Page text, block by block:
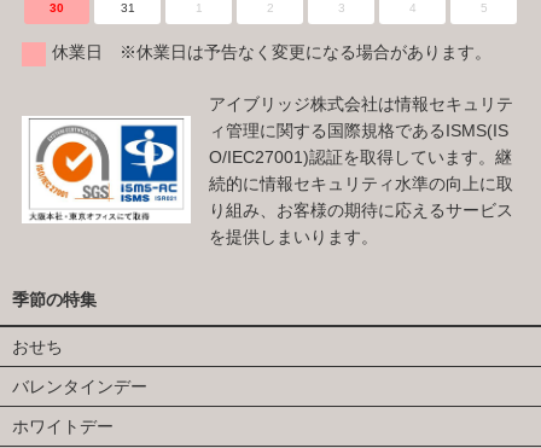
30 31 1 2 3 4 5
休業日 ※休業日は予告なく変更になる場合があります。
アイブリッジ株式会社は情報セキュリテ
ィ管理に関する国際規格であるISMS(IS
O/IEC27001)認証を取得しています。継
続的に情報セキュリティ水準の向上に取
り組み、お客様の期待に応えるサービス
を提供しまいります。
季節の特集
おせち
バレンタインデー
ホワイトデー